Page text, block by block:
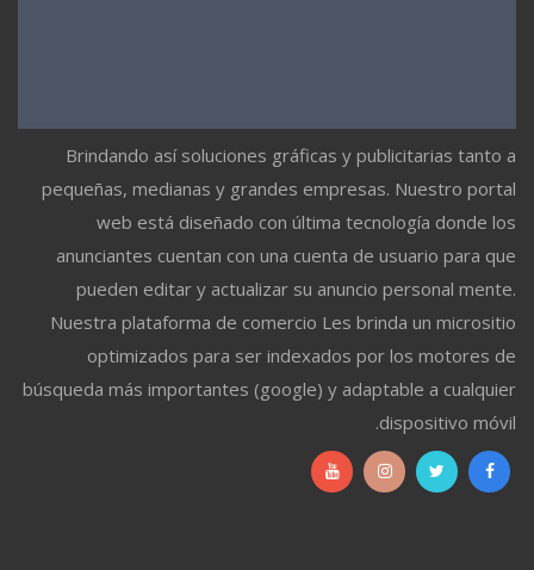
Brindando así soluciones gráficas y publicitarias tanto a
pequeñas, medianas y grandes empresas. Nuestro portal
web está diseñado con última tecnología donde los
anunciantes cuentan con una cuenta de usuario para que
pueden editar y actualizar su anuncio personal mente.
Nuestra plataforma de comercio Les brinda un micrositio
optimizados para ser indexados por los motores de
búsqueda más importantes (google) y adaptable a cualquier
dispositivo móvil.